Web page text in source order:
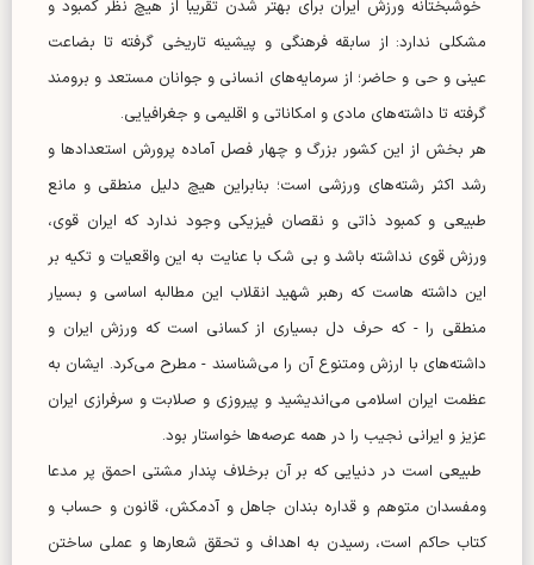
خوشبختانه ورزش ایران برای بهتر شدن تقریبا از هیچ نظر کمبود و
مشکلی ندارد: از سابقه فرهنگی و پیشینه تاریخی گرفته تا بضاعت
عینی و حی و حاضر؛ از سرمایه‌های انسانی و جوانان مستعد و برومند
گرفته تا داشته‌های مادی و امکاناتی و اقلیمی و جغرافیایی.
هر بخش از این کشور بزرگ و چهار فصل آماده پرورش استعداد‌ها و
رشد اکثر رشته‌های ورزشی است؛ بنابراین هیچ دلیل منطقی و مانع
طبیعی و کمبود ذاتی و نقصان فیزیکی وجود ندارد که ایران قوی،
ورزش قوی نداشته باشد و بی شک با عنایت به این واقعیات و تکیه بر
این داشته هاست که رهبر شهید انقلاب این مطالبه اساسی و بسیار
منطقی را - که حرف دل بسیاری از کسانی است که ورزش ایران و
داشته‌های با ارزش ومتنوع آن را می‌شناسند - مطرح می‌کرد. ایشان به
عظمت ایران اسلامی می‌اندیشید و پیروزی و صلابت و سرفرازی ایران
عزیز و ایرانی نجیب را در همه عرصه‌ها خواستار بود.
طبیعی است در دنیایی که بر آن برخلاف پندار مشتی احمق پر مدعا
ومفسدان متوهم و قداره بندان جاهل و آدمکش، قانون و حساب و
کتاب حاکم است، رسیدن به اهداف و تحقق شعار‌ها و عملی ساختن